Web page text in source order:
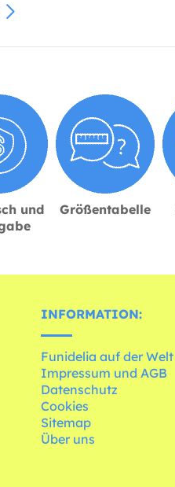
und
Größentabelle
INFORMATION:
Funidelia auf der Welt
Impressum und AGB
Datenschutz
Cookies
Sitemap
Über uns